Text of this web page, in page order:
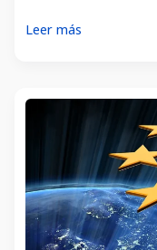
Loterías
línea
Leer más